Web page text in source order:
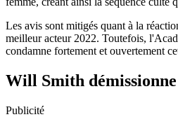
Les avis sont mitigés quant à la
meilleur acteur 2022. Toutefois,
condamne fortement et ouvertement
Will Smith
Publicité